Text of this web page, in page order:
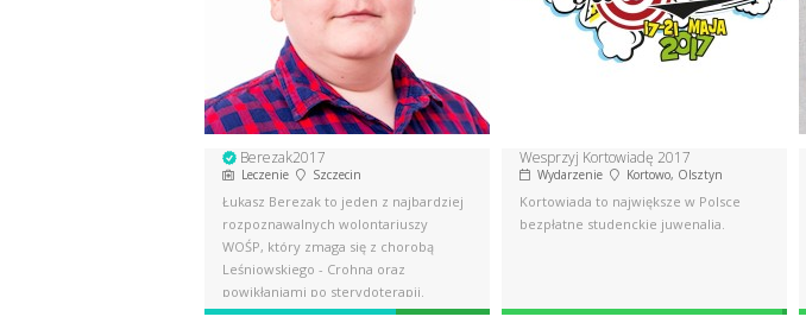
Berezak2017
Leczenie Szczecin
Łukasz Berezak to jeden z najbardziej
rozpoznawalnych wolontariuszy
WOŚP, który zmaga się z chorobą
Leśniowskiego - Crohna oraz
powikłaniami po sterydoterapii.
Wesprzyj Kortowiadę 2017
Wydarzenie Kortowo, Olsztyn
Kortowiada to największe w Polsce
bezpłatne studenckie juwenalia.